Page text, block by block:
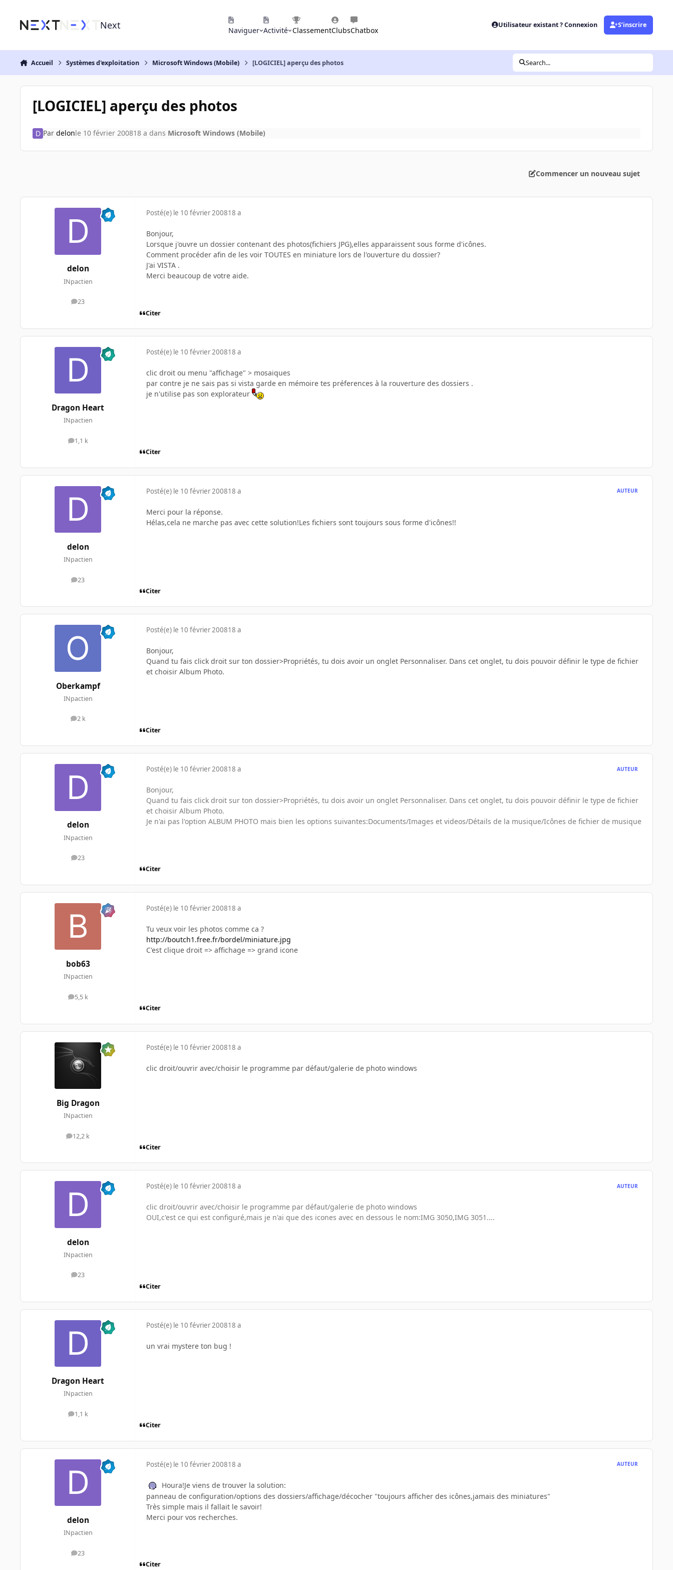
Next Naviguer Activité ClassementClubsChatbox
Utilisateur existant ? Connexion S’inscrire
Accueil Systèmes d'exploitation Microsoft Windows (Mobile) [LOGICIEL] aperçu des photos Search...
[LOGICIEL] aperçu des photos
Par delonle 10 février 200818 a dans Microsoft Windows (Mobile)
Commencer un nouveau sujet
delon
INpactien
23
messages
Posté(e) le 10 février 200818 a
Bonjour,
Lorsque j'ouvre un dossier contenant des photos(fichiers JPG),elles apparaissent sous forme d'icônes.
Comment procéder afin de les voir TOUTES en miniature lors de l'ouverture du dossier?
J'ai VISTA .
Merci beaucoup de votre aide.
Citer
Dragon Heart
INpactien
1,1 k
messages
Posté(e) le 10 février 200818 a
clic droit ou menu "affichage" > mosaiques
par contre je ne sais pas si vista garde en mémoire tes préferences à la rouverture des dossiers .
je n'utilise pas son explorateur
Citer
delon
INpactien
23
messages
Posté(e) le 10 février 200818 a AUTEUR
Merci pour la réponse.
Hélas,cela ne marche pas avec cette solution!Les fichiers sont toujours sous forme d'icônes!!
Citer
Oberkampf
INpactien
2 k
messages
Posté(e) le 10 février 200818 a
Bonjour,
Quand tu fais click droit sur ton dossier>Propriétés, tu dois avoir un onglet Personnaliser. Dans cet onglet, tu dois pouvoir définir le type de fichier
et choisir Album Photo.
Citer
delon
INpactien
23
messages
Posté(e) le 10 février 200818 a AUTEUR
Bonjour,
Quand tu fais click droit sur ton dossier>Propriétés, tu dois avoir un onglet Personnaliser. Dans cet onglet, tu dois pouvoir définir le type de fichier
et choisir Album Photo.
Je n'ai pas l'option ALBUM PHOTO mais bien les options suivantes:Documents/Images et videos/Détails de la musique/Icônes de fichier de musique
Citer
bob63
INpactien
5,5 k
messages
Posté(e) le 10 février 200818 a
Tu veux voir les photos comme ca ?
http://boutch1.free.fr/bordel/miniature.jpg
C'est clique droit => affichage => grand icone
Citer
Big Dragon
INpactien
12,2 k
messages
Posté(e) le 10 février 200818 a
clic droit/ouvrir avec/choisir le programme par défaut/galerie de photo windows
Citer
delon
INpactien
23
messages
Posté(e) le 10 février 200818 a AUTEUR
clic droit/ouvrir avec/choisir le programme par défaut/galerie de photo windows
OUI,c'est ce qui est configuré,mais je n'ai que des icones avec en dessous le nom:IMG 3050,IMG 3051....
Citer
Dragon Heart
INpactien
1,1 k
messages
Posté(e) le 10 février 200818 a
un vrai mystere ton bug !
Citer
delon
INpactien
23
messages
Posté(e) le 10 février 200818 a AUTEUR
Houra!Je viens de trouver la solution:
panneau de configuration/options des dossiers/affichage/décocher "toujours afficher des icônes,jamais des miniatures"
Très simple mais il fallait le savoir!
Merci pour vos recherches.
Citer